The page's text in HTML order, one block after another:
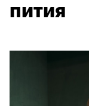
пития